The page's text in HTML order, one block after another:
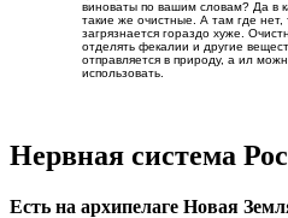
Станции аэрации так же необходимы
Комментарии к месту